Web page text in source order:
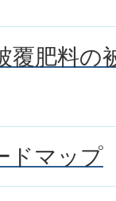
覆肥料の
ドマップ